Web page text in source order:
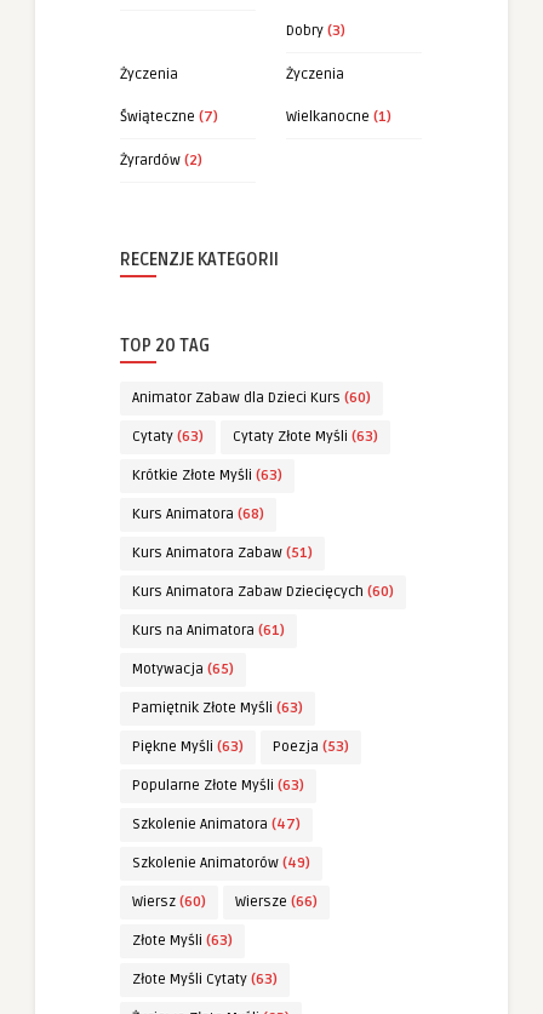
Dobry (3)
Życzenia
Świąteczne (7)
Życzenia
Wielkanocne (1)
Żyrardów (2)
RECENZJE KATEGORII
TOP 20 TAG
Animator Zabaw dla Dzieci Kurs (60)
Cytaty (63) Cytaty Złote Myśli (63)
Krótkie Złote Myśli (63)
Kurs Animatora (68)
Kurs Animatora Zabaw (51)
Kurs Animatora Zabaw Dziecięcych (60)
Kurs na Animatora (61)
Motywacja (65)
Pamiętnik Złote Myśli (63)
Piękne Myśli (63) Poezja (53)
Popularne Złote Myśli (63)
Szkolenie Animatora (47)
Szkolenie Animatorów (49)
Wiersz (60) Wiersze (66)
Złote Myśli (63)
Złote Myśli Cytaty (63)